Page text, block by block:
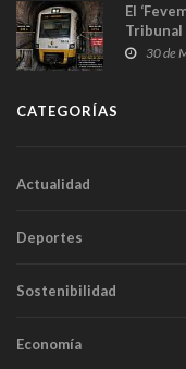
El
Tribunal
30 de
CATEGORÍAS
Actualidad
Deportes
Sostenibilidad
Economía